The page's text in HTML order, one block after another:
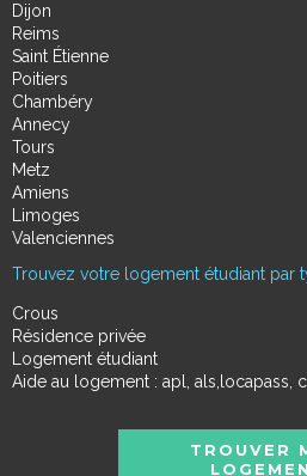
Dijon
Reims
Saint Étienne
Poitiers
Chambéry
Annecy
Tours
Metz
Amiens
Limoges
Valenciennes
Trouvez votre logement étudiant par
Crous
Résidence privée
Logement étudiant
Aide au logement : apl, als,locapass,
TROUVER